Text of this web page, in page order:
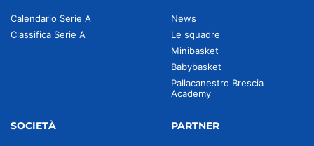
Calendario Serie A
Classifica Serie A
News
Le squadre
Minibasket
Babybasket
Pallacanestro Brescia
Academy
SOCIETÀ PARTNER